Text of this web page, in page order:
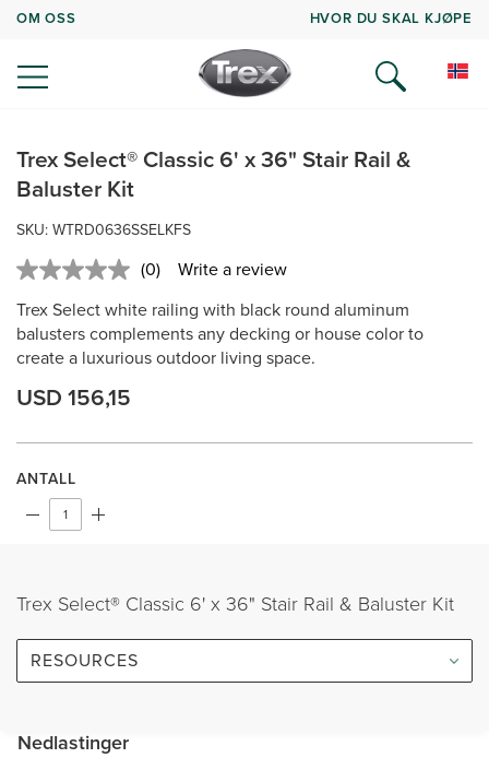
OM OSS HVOR DU SKAL KJØPE
Trex Select® Classic 6' x 36" Stair Rail &
Baluster Kit
SKU: WTRD0636SSELKFS
No
value.
Same
page
link.
(0)
Write a review
Trex Select white railing with black round aluminum
balusters complements any decking or house color to
create a luxurious outdoor living space.
USD 156,15
ANTALL
Trex Select® Classic 6' x 36" Stair Rail & Baluster Kit
RESOURCES
Nedlastinger